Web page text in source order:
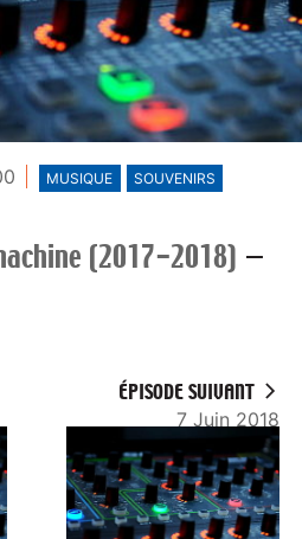
MUSIQUE SOUVENIRS
(2017-2018) —
ÉPISODE SUIVANT
7 Juin 2018